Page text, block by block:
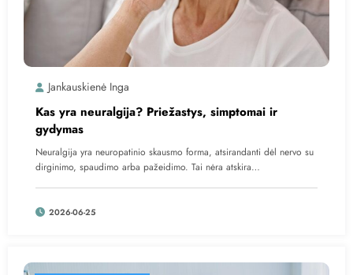
Jankauskienė Inga
Kas yra neuralgija? Priežastys, simptomai ir
gydymas
Neuralgija yra neuropatinio skausmo forma, atsirandanti dėl nervo su
dirginimo, spaudimo arba pažeidimo. Tai nėra atskira…
2026-06-25